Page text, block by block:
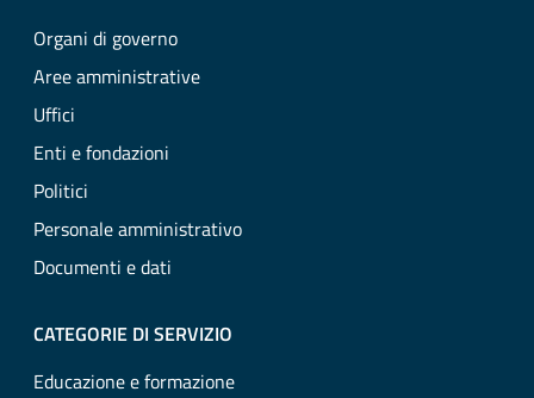
Organi di governo
Aree amministrative
Uffici
Enti e fondazioni
Politici
Personale amministrativo
Documenti e dati
CATEGORIE DI SERVIZIO
Educazione e formazione